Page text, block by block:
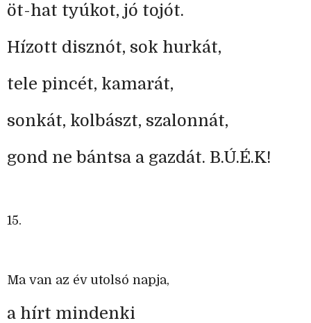
öt-hat tyúkot, jó tojót.
Hízott disznót, sok hurkát,
tele pincét, kamarát,
sonkát, kolbászt, szalonnát,
gond ne bántsa a gazdát. B.Ú.É.K!
15.
Ma van az év utolsó napja,
a hírt mindenki